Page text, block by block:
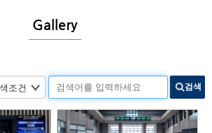
Gallery
검색